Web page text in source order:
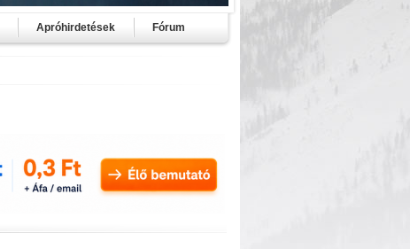
Apróhirdetések Fórum